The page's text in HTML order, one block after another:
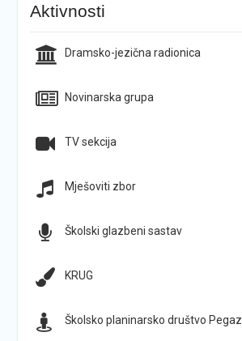
Aktivnosti
Dramsko-jezična radionica
Novinarska grupa
TV sekcija
Mješoviti zbor
Školski glazbeni sastav
KRUG
Školsko planinarsko društvo Pegaz